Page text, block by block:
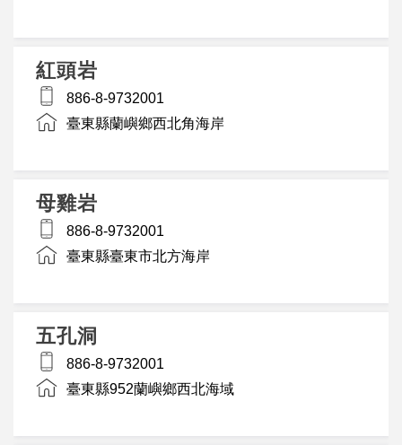
紅頭岩
886-8-9732001
臺東縣蘭嶼鄉西北角海岸
母雞岩
886-8-9732001
臺東縣臺東市北方海岸
五孔洞
886-8-9732001
臺東縣952蘭嶼鄉西北海域